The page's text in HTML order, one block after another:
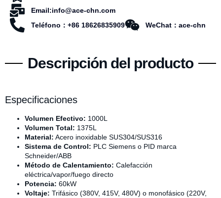
Email:info@ace-chn.com
Teléfono：+86 18626835909
WeChat：ace-chn
Descripción del producto
Especificaciones
Volumen Efectivo: 1000L
Volumen Total: 1375L
Material: Acero inoxidable SUS304/SUS316
Sistema de Control: PLC Siemens o PID marca
Schneider/ABB
Método de Calentamiento: Calefacción
eléctrica/vapor/fuego directo
Potencia: 60kW
Voltaje: Trifásico (380V, 415V, 480V) o monofásico (220V,